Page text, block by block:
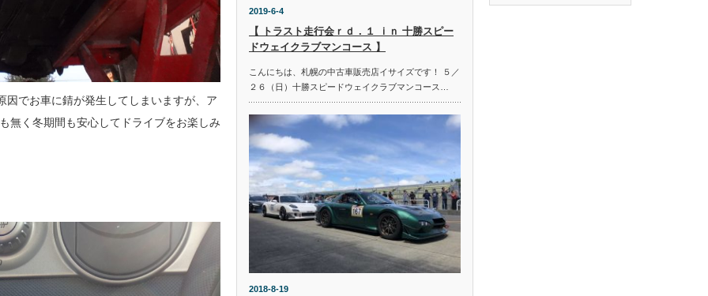
でお車に錆が発生してしまいますが、ア
無く冬期間も安心してドライブをお楽しみ
2019-6-4
【 トラスト走行会ｒｄ．１ ｉｎ 十勝スピー
ドウェイクラブマンコース 】
こんにちは、札幌の中古車販売店イサイズです！ ５／
２６（日）十勝スピードウェイクラブマンコース…
2018-8-19